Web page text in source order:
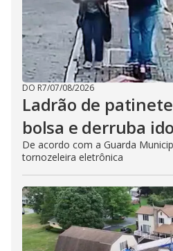
DO R7/07/08/2026
Ladrão de
bolsa e derruba
De acordo com a Guarda
tornozeleira eletrônica